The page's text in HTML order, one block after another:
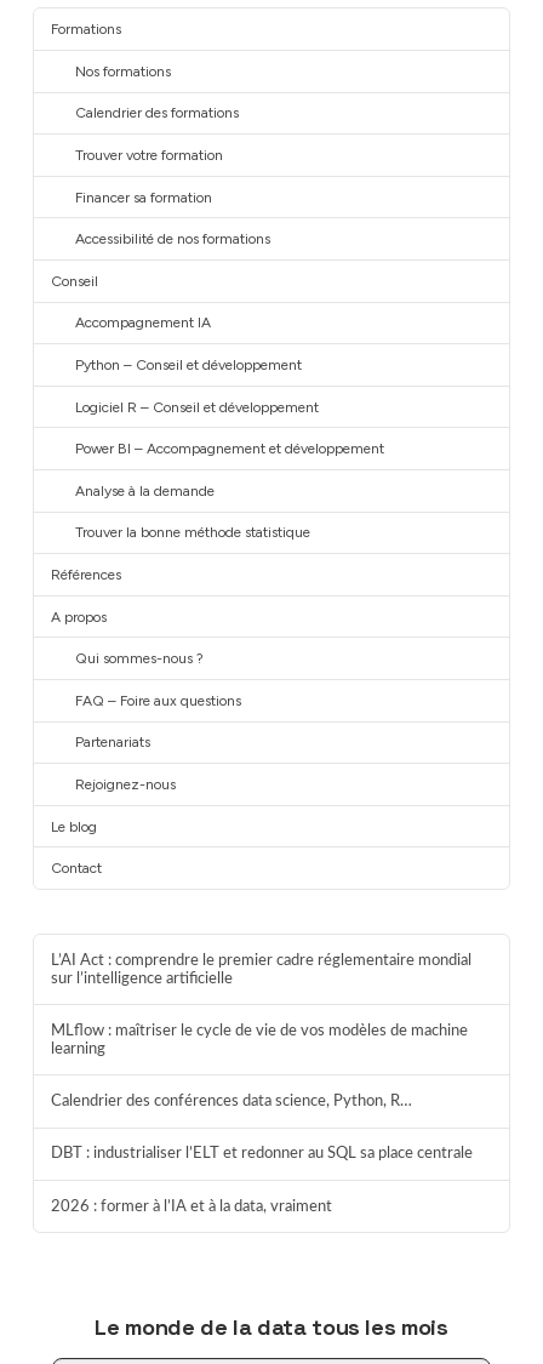
Formations
Nos formations
Calendrier des formations
Trouver votre formation
Financer sa formation
Accessibilité de nos formations
Conseil
Accompagnement IA
Python – Conseil et développement
Logiciel R – Conseil et développement
Power BI – Accompagnement et développement
Analyse à la demande
Trouver la bonne méthode statistique
Références
A propos
Qui sommes-nous ?
FAQ – Foire aux questions
Partenariats
Rejoignez-nous
Le blog
Contact
L’AI Act : comprendre le premier cadre réglementaire mondial
sur l’intelligence artificielle
MLflow : maîtriser le cycle de vie de vos modèles de machine
learning
Calendrier des conférences data science, Python, R…
DBT : industrialiser l’ELT et redonner au SQL sa place centrale
2026 : former à l’IA et à la data, vraiment
Le monde de la data tous les mois